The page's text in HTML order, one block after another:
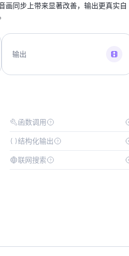
画同步上带来显著改善，输出更真实自
输出
函数调用
结构化输出
联网搜索